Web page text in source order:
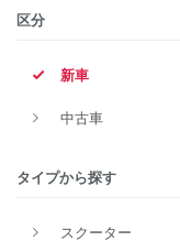
区分
新車
中古車
タイプから探す
スクーター
メーカー